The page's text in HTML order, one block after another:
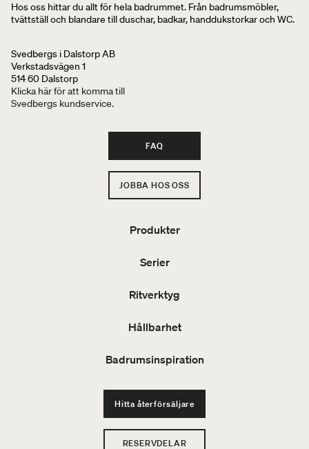
Hos oss hittar du allt för hela badrummet. Från badrumsmöbler,
tvättställ och blandare till duschar, badkar, handdukstorkar och WC.
Svedbergs i Dalstorp AB
Verkstadsvägen 1
514 60 Dalstorp
Klicka här för att komma till
Svedbergs kundservice.
FAQ
JOBBA HOS OSS
Produkter
Serier
Ritverktyg
Hållbarhet
Badrumsinspiration
Hitta återförsäljare
RESERVDELAR